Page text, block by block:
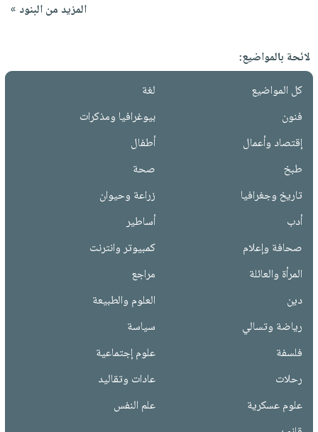
المزيد من البنود »
لائحة بالمواضيع:
كل المواضيع
لغة
فنون
بيوغرافيا ومذكرات
إقتصاد وأعمال
أطفال
طبخ
صحة
تاريخ وجغرافيا
زراعة وحيوان
أدب
أساطير
صحافة وإعلام
كمبيوتر وانترنت
المرأة والعائلة
مراجع
دين
العلوم والطبيعة
رياضة وتسالي
سياسة
فلسفة
علوم إجتماعية
رحلات
عادات وتقاليد
علوم عسكرية
علم النفس